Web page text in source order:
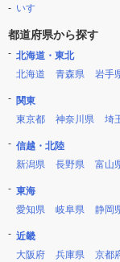
いすゞ
都道府県から探す
北海道・東北
北海道
青森県 岩手
関東
東京都
神奈川県 埼
信越・北陸
新潟県
長野県 富山
東海
愛知県
岐阜県 静岡
近畿
大阪府
兵庫県 京都